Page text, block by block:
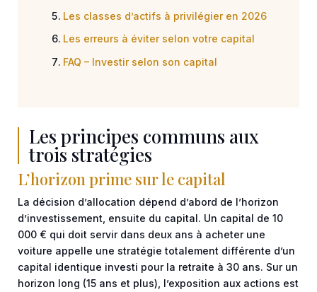
Les classes d’actifs à privilégier en 2026
Les erreurs à éviter selon votre capital
FAQ – Investir selon son capital
Les principes communs aux
trois stratégies
L’horizon prime sur le capital
La décision d’allocation dépend d’abord de l’horizon
d’investissement, ensuite du capital. Un capital de 10
000 € qui doit servir dans deux ans à acheter une
voiture appelle une stratégie totalement différente d’un
capital identique investi pour la retraite à 30 ans. Sur un
horizon long (15 ans et plus), l’exposition aux actions est